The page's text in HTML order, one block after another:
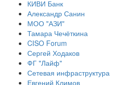
КИВИ Банк
Александр Санин
МОО "АЗИ"
Тамара Чечёткина
CISO Forum
Сергей Ходаков
ФГ "Лайф"
Сетевая инфраструктура
Евгений Климов